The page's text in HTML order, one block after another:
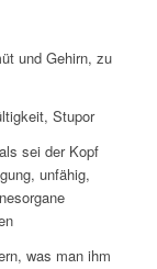
und Gehirn, zu
Stupor
sei der Kopf
unfähig,
was man ihm